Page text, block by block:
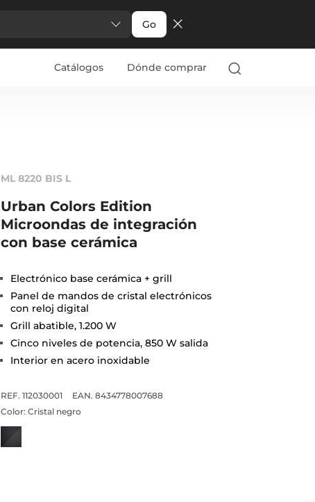
Go
Catálogos Dónde comprar
ML 8220 BIS L
Urban Colors Edition
Microondas de integración
con base cerámica
Electrónico base cerámica + grill
Panel de mandos de cristal electrónicos
con reloj digital
Grill abatible, 1.200 W
Cinco niveles de potencia, 850 W salida
Interior en acero inoxidable
REF. 112030001
EAN. 8434778007688
Color: Cristal negro